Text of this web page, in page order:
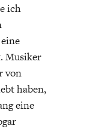
ich
Musiker
von
haben,
eine
sich mit der